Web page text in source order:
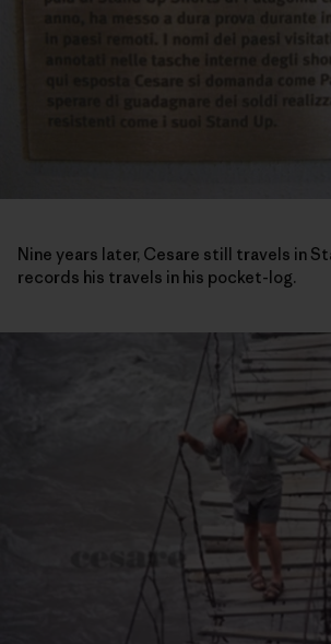
Nine years later, Cesare still travels in
records his travels in his pocket-log.